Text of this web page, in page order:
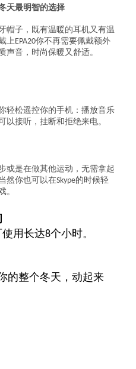
天最明智的选择
帽子，既有温暖的耳机又有温
EPA20你不再需要佩戴额外
声音，时尚保暖又舒适。
轻松遥控你的手机：播放音乐
以接听，挂断和拒绝来电。
或是在做其他运动，无需拿起
然你也可以在Skype的时候轻
。
用长达8个小时。
的整个冬天，动起来